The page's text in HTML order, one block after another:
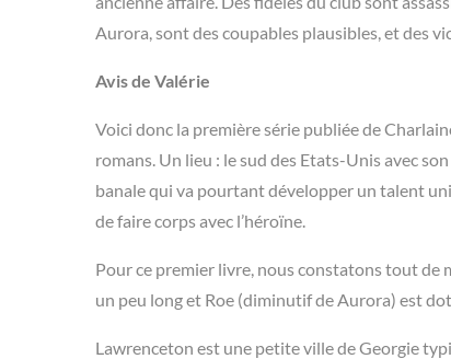
Aurora, sont des coupables plausibles, et des
Avis de Valérie
Voici donc la première série publiée de
romans. Un lieu : le sud des Etats-Unis avec
banale qui va pourtant développer un talent
de faire corps avec l’héroïne.
Pour ce premier livre, nous constatons tout de
un peu long et Roe (diminutif de Aurora) est
Lawrenceton est une petite ville de Georgie